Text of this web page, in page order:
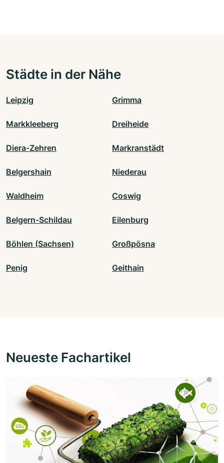
Städte in der Nähe
Leipzig Grimma
Markkleeberg Dreiheide
Diera-Zehren Markranstädt
Belgershain Niederau
Waldheim Coswig
Belgern-Schildau Eilenburg
Böhlen (Sachsen) Großpösna
Penig Geithain
Neueste Fachartikel